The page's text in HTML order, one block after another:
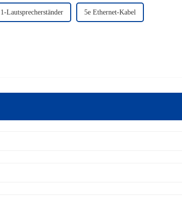
Lautsprecherständer 5e Ethernet-Kabel